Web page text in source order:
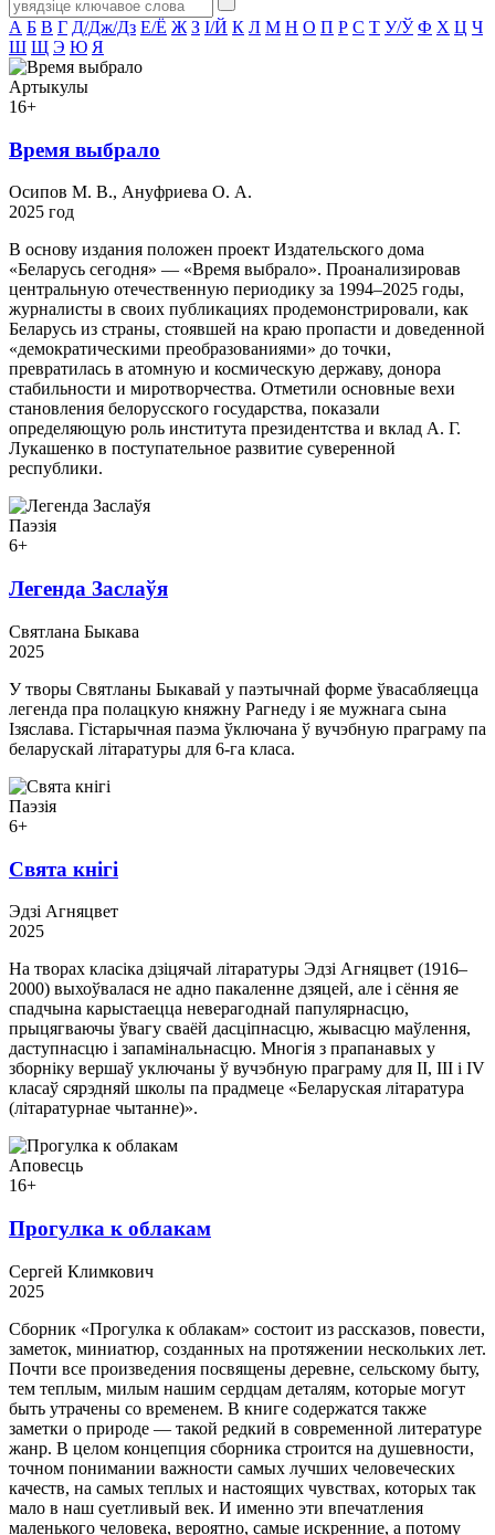
А Б В Г Д/Дж/Дз Е/Ё Ж З І/Й К Л М Н О П Р С Т У/Ў Ф Х Ц Ч
Ш Щ Э Ю Я
Артыкулы
16+
Время выбрало
Осипов М. В., Ануфриева О. А.
2025 год
В основу издания положен проект Издательского дома
«Беларусь сегодня» — «Время выбрало». Проанализировав
центральную отечественную периодику за 1994–2025 годы,
журналисты в своих публикациях продемонстрировали, как
Беларусь из страны, стоявшей на краю пропасти и доведенной
«демократическими преобразованиями» до точки,
превратилась в атомную и космическую державу, донора
стабильности и миротворчества. Отметили основные вехи
становления белорусского государства, показали
определяющую роль института президентства и вклад А. Г.
Лукашенко в поступательное развитие суверенной
республики.
Паэзія
6+
Легенда Заслаўя
Святлана Быкава
2025
У творы Святланы Быкавай у паэтычнай форме ўвасабляецца
легенда пра полацкую княжну Рагнеду і яе мужнага сына
Ізяслава. Гістарычная паэма ўключана ў вучэбную праграму па
беларускай літаратуры для 6-га класа.
Паэзія
6+
Свята кнігі
Эдзі Агняцвет
2025
На творах класіка дзіцячай літаратуры Эдзі Агняцвет (1916–
2000) выхоўвалася не адно пакаленне дзяцей, але і сёння яе
спадчына карыстаецца неверагоднай папулярнасцю,
прыцягваючы ўвагу сваёй дасціпнасцю, жывасцю маўлення,
даступнасцю і запамінальнасцю. Многія з прапанавых у
зборніку вершаў уключаны ў вучэбную праграму для II, III і IV
класаў сярэдняй школы па прадмеце «Беларуская літаратура
(літаратурнае чытанне)».
Аповесць
16+
Прогулка к облакам
Сергей Климкович
2025
Сборник «Прогулка к облакам» состоит из рассказов, повести,
заметок, миниатюр, созданных на протяжении нескольких лет.
Почти все произведения посвящены деревне, сельскому быту,
тем теплым, милым нашим сердцам деталям, которые могут
быть утрачены со временем. В книге содержатся также
заметки о природе — такой редкий в современной литературе
жанр. В целом концепция сборника строится на душевности,
точном понимании важности самых лучших человеческих
качеств, на самых теплых и настоящих чувствах, которых так
мало в наш суетливый век. И именно эти впечатления
маленького человека, вероятно, самые искренние, а потому